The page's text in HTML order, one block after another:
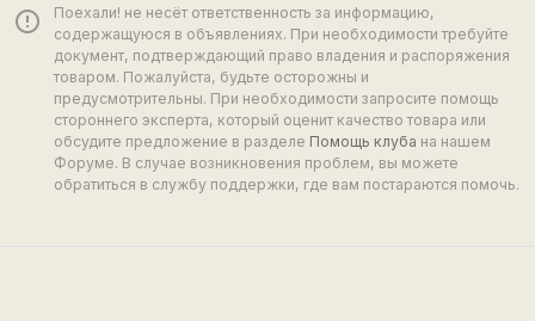
error_outline
Поехали! не несёт ответственность за информацию,
содержащуюся в объявлениях. При необходимости требуйте
документ, подтверждающий право владения и распоряжения
товаром. Пожалуйста, будьте осторожны и
предусмотрительны. При необходимости запросите помощь
стороннего эксперта, который оценит качество товара или
обсудите предложение в разделе Помощь клуба на нашем
Форуме. В случае возникновения проблем, вы можете
обратиться в службу поддержки, где вам постараются помочь.